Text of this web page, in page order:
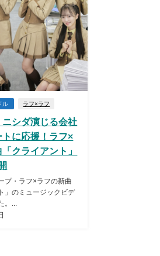
ル ラフ×ラフ
ニシダ演じる会社
トに応援！ラフ×
クライアント」
プ・ラフ×ラフの新曲
」のミュージックビデ
。...